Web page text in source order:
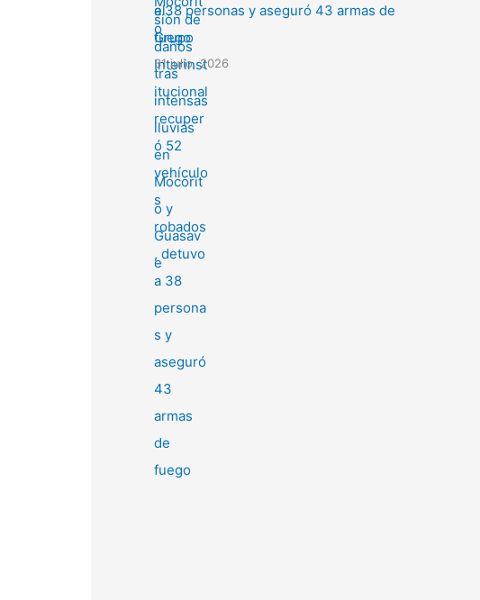
a 38 personas y aseguró 43 armas de
fuego
31 julio, 2026